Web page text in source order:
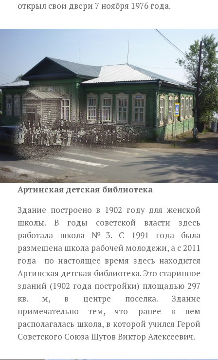
открыл свои двери 7 ноября 1976 года.
Артинская детская библиотека
Здание построено в 1902 году для женской
школы. В годы советской власти здесь
работала школа №3. С 1991 года была
размещена школа рабочей молодежи, а с 2011
года по настоящее время здесь находится
Артинская детская библиотека. Это старинное
зданий (1902 года постройки) площадью 297
кв. м, в центре поселка. Здание
примечательно тем, что ранее в нем
располагалась школа, в которой учился Герой
Советского Союза Шутов Виктор Алексеевич.